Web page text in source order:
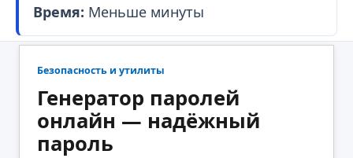
Время: Меньше минуты
Безопасность и утилиты
Генератор паролей
онлайн — надёжный
пароль